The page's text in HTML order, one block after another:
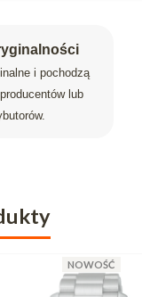
i pochodzą
lub
NOWOŚĆ